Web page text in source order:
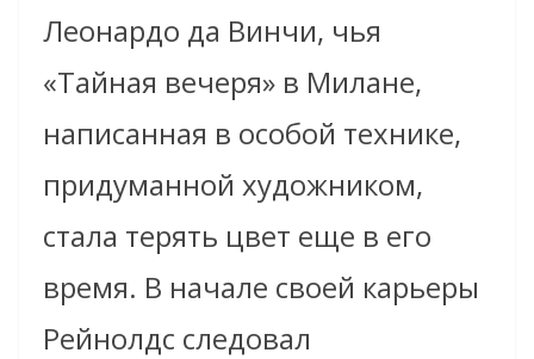
Леонардо да Винчи, чья
«Тайная вечеря» в Милане,
написанная в особой технике,
придуманной художником,
стала терять цвет еще в его
время. В начале своей карьеры
Рейнолдс следовал